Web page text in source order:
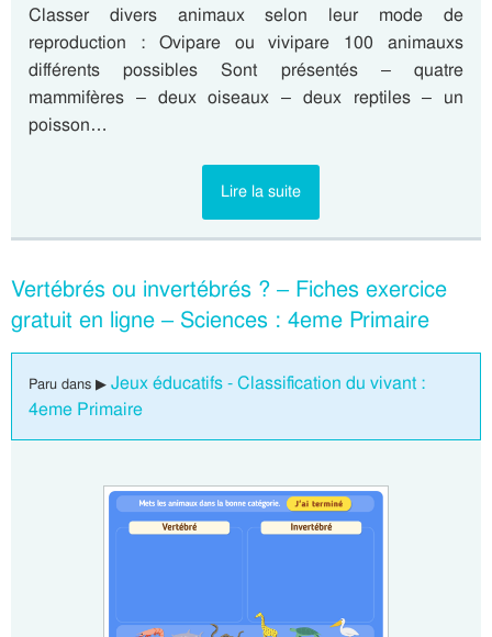
Classer divers animaux selon leur mode de
reproduction : Ovipare ou vivipare 100 animauxs
différents possibles Sont présentés – quatre
mammifères – deux oiseaux – deux reptiles – un
poisson…
Lire la suite
Vertébrés ou invertébrés ? – Fiches exercice
gratuit en ligne – Sciences : 4eme Primaire
Paru dans ▶ Jeux éducatifs - Classification du vivant :
4eme Primaire